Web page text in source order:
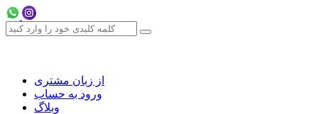
از زبان مشتری
ورود به حساب
وبلاگ